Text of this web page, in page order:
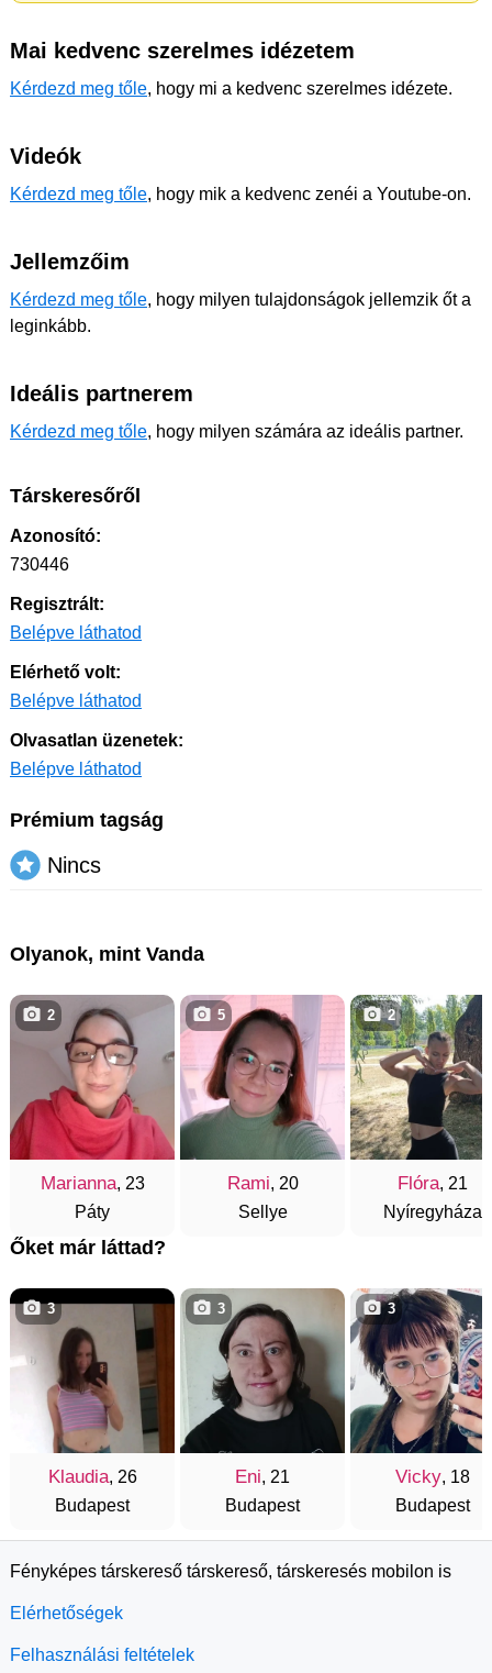
Mai kedvenc szerelmes idézetem
Kérdezd meg tőle, hogy mi a kedvenc szerelmes idézete.
Videók
Kérdezd meg tőle, hogy mik a kedvenc zenéi a Youtube-on.
Jellemzőim
Kérdezd meg tőle, hogy milyen tulajdonságok jellemzik őt a
leginkább.
Ideális partnerem
Kérdezd meg tőle, hogy milyen számára az ideális partner.
Társkeresőről
Azonosító:
730446
Regisztrált:
Belépve láthatod
Elérhető volt:
Belépve láthatod
Olvasatlan üzenetek:
Belépve láthatod
Prémium tagság
Nincs
Olyanok, mint Vanda
Marianna, 23
Páty
2
Rami, 20
Sellye
5
Flóra, 21
Nyíregyháza
2
Őket már láttad?
Klaudia, 26
Budapest
3
Eni, 21
Budapest
3
Vicky, 18
Budapest
3
Fényképes társkereső társkereső, társkeresés mobilon is
Elérhetőségek
Felhasználási feltételek